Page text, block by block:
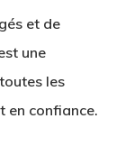
et de
une
les
en confiance.